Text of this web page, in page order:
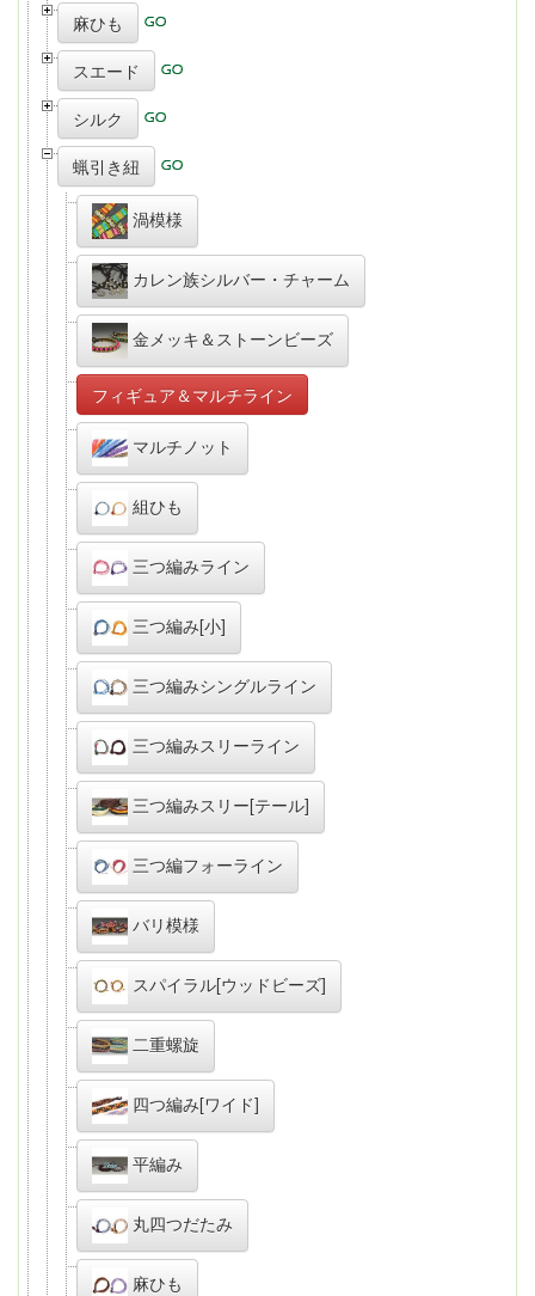
麻ひも
スエード
シルク
蝋引き紐
渦模様
カレン族シルバー・チャーム
金メッキ＆ストーンビーズ
フィギュア＆マルチライン
マルチノット
組ひも
三つ編みライン
三つ編み[小]
三つ編みシングルライン
三つ編みスリーライン
三つ編みスリー[テール]
三つ編フォーライン
バリ模様
スパイラル[ウッドビーズ]
二重螺旋
四つ編み[ワイド]
平編み
丸四つだたみ
麻ひも